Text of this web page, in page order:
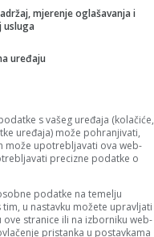
mjerenje oglašavanja i
usluga
uređaju
s vašeg uređaja (kolačiće,
uređaja) može pohranjivati,
može upotrebljavati ova web-
precizne podatke o
podatke na temelju
u nastavku možete upravljati
stranice ili na izborniku web-
pristanka u postavkama